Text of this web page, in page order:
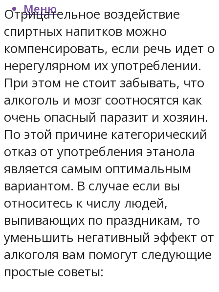
Меню
Отрицательное воздействие
спиртных напитков можно
компенсировать, если речь идет о
нерегулярном их употреблении.
При этом не стоит забывать, что
алкоголь и мозг соотносятся как
очень опасный паразит и хозяин.
По этой причине категорический
отказ от употребления этанола
является самым оптимальным
вариантом. В случае если вы
относитесь к числу людей,
выпивающих по праздникам, то
уменьшить негативный эффект от
алкоголя вам помогут следующие
простые советы: